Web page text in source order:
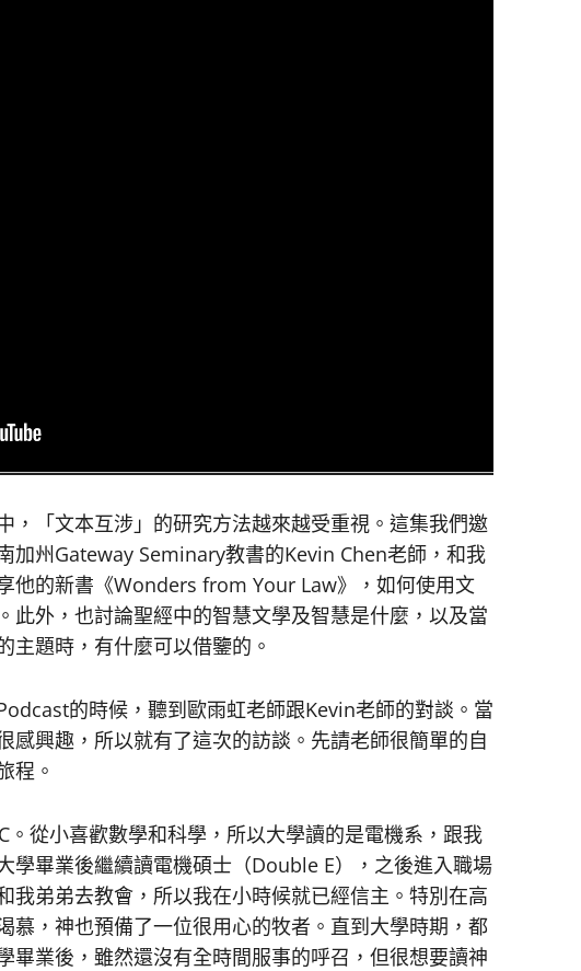
，「文本互涉」的研究方法越來越受重視。這集我們邀
加州Gateway Seminary教書的Kevin Chen老師，和我
他的新書《Wonders from Your Law》，如何使用文
此外，也討論聖經中的智慧文學及智慧是什麼，以及當
主題時，有什麼可以借鑒的。
的時候，聽到歐雨虹老師跟Kevin老師的對談。當
感興趣，所以就有了這次的訪談。先請老師很簡單的自
程。
。從小喜歡數學和科學，所以大學讀的是電機系，跟我
學畢業後繼續讀電機碩士（Double E），之後進入職場
我弟弟去教會，所以我在小時候就已經信主。特別在高
慕，神也預備了一位很用心的牧者。直到大學時期，都
畢業後，雖然還沒有全時間服事的呼召，但很想要讀神